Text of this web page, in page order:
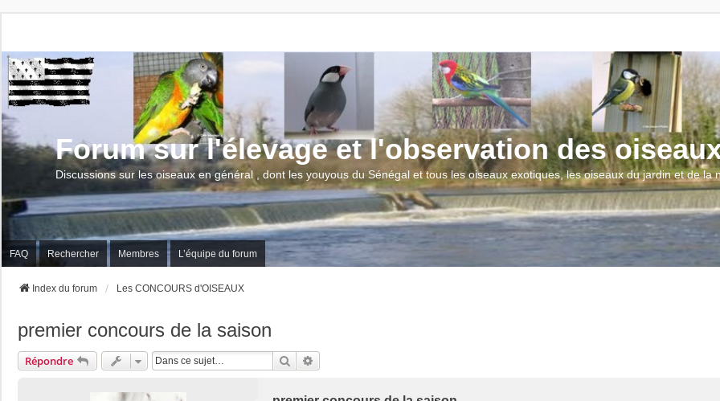
Forum sur l'élevage et l'observation des
Discussions sur les oiseaux en général , dont les youyous du Sénégal et tous les oiseaux exotiques, les oiseaux du jardin et de la
FAQ Rechercher Membres L’équipe du forum
Index du forum Les CONCOURS d'OISEAUX
premier concours de la saison
Répondre Rechercher